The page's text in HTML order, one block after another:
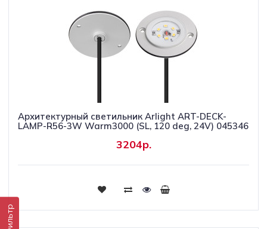
Фильтр
Архитектурный светильник Arlight ART-DECK-
LAMP-R56-3W Warm3000 (SL, 120 deg, 24V) 045346
3204р.
Купить